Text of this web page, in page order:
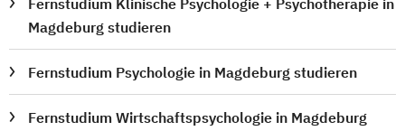
Fernstudium Klinische Psychologie + Psychotherapie in
Magdeburg studieren
Fernstudium Psychologie in Magdeburg studieren
Fernstudium Wirtschaftspsychologie in Magdeburg